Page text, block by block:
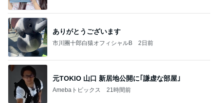
ありがとうございます
市川團十郎白猿オフィシャルB 2日前
元TOKIO 山口 新居地公開に｢謙虚な部屋｣
Amebaトピックス 21時間前